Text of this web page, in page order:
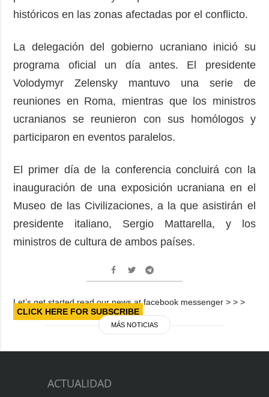
históricos en las zonas afectadas por el conflicto.
La delegación del gobierno ucraniano inició su
programa oficial un día antes. El presidente
Volodymyr Zelensky mantuvo una serie de
reuniones en Roma, mientras que los ministros
ucranianos se reunieron con sus homólogos y
participaron en eventos paralelos.
El primer día de la conferencia concluirá con la
inauguración de una exposición ucraniana en el
Museo de las Civilizaciones, a la que asistirán el
presidente italiano, Sergio Mattarella, y los
ministros de cultura de ambos países.
Let’s get started read our news at facebook messenger > > >
CLICK HERE FOR SUBSCRIBE
MÁS NOTICIAS
ACTUALIDAD